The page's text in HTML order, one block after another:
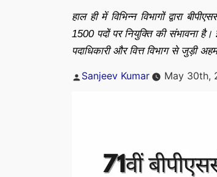
हाल ही में विभिन्न विभागों द्वारा
1500 पदों पर नियुक्ति की संभावना है।
पदाधिकारी और वित्त विभाग से जुड़ी
Posted
Sanjeev Kumar May 30th,